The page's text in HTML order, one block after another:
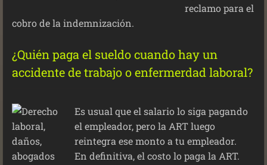
reclamo para el
cobro de la indemnización.
¿Quién paga el sueldo cuando hay un
accidente de trabajo o enfermerdad laboral?
Es usual que el salario lo siga pagando
el empleador, pero la ART luego
reintegra ese monto a tu empleador.
En definitiva, el costo lo paga la ART.